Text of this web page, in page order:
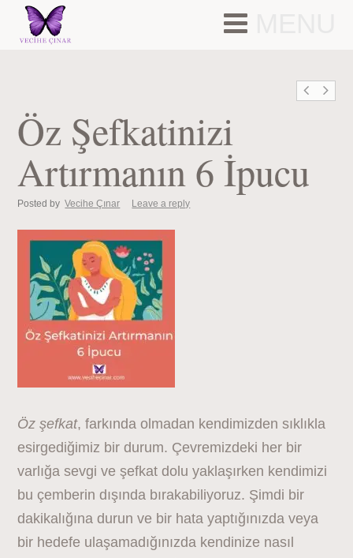
MENU
Öz Şefkatinizi
Artırmanın 6 İpucu
Posted by Vecihe Çınar Leave a reply
Öz şefkat, farkında olmadan kendimizden sıklıkla
esirgediğimiz bir durum. Çevremizdeki her bir
varlığa sevgi ve şefkat dolu yaklaşırken kendimizi
bu çemberin dışında bırakabiliyoruz. Şimdi bir
dakikalığına durun ve bir hata yaptığınızda veya
bir hedefe ulaşamadığınızda kendinize nasıl